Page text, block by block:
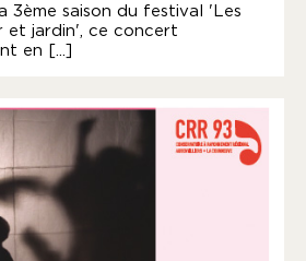
3ème saison du festival 'Les
et jardin', ce concert
en [...]